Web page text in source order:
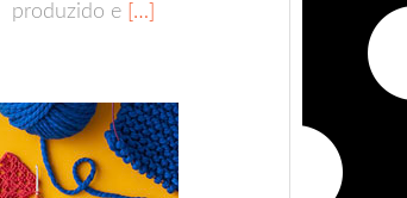
produzido e […]